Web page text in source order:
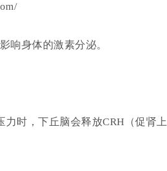
响身体的激素分泌。
时，下丘脑会释放CRH（促肾上